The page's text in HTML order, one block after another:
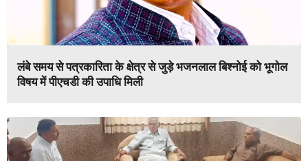
लंबे समय से पत्रकारिता के क्षेत्र से जुड़े भजनलाल बिश्नोई को भूगोल
विषय में पीएचडी की उपाधि मिली